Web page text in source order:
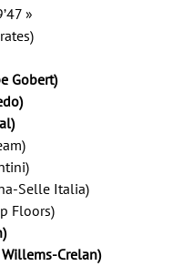
»
Gobert)
Selle Italia)
Floors)
Crelan)